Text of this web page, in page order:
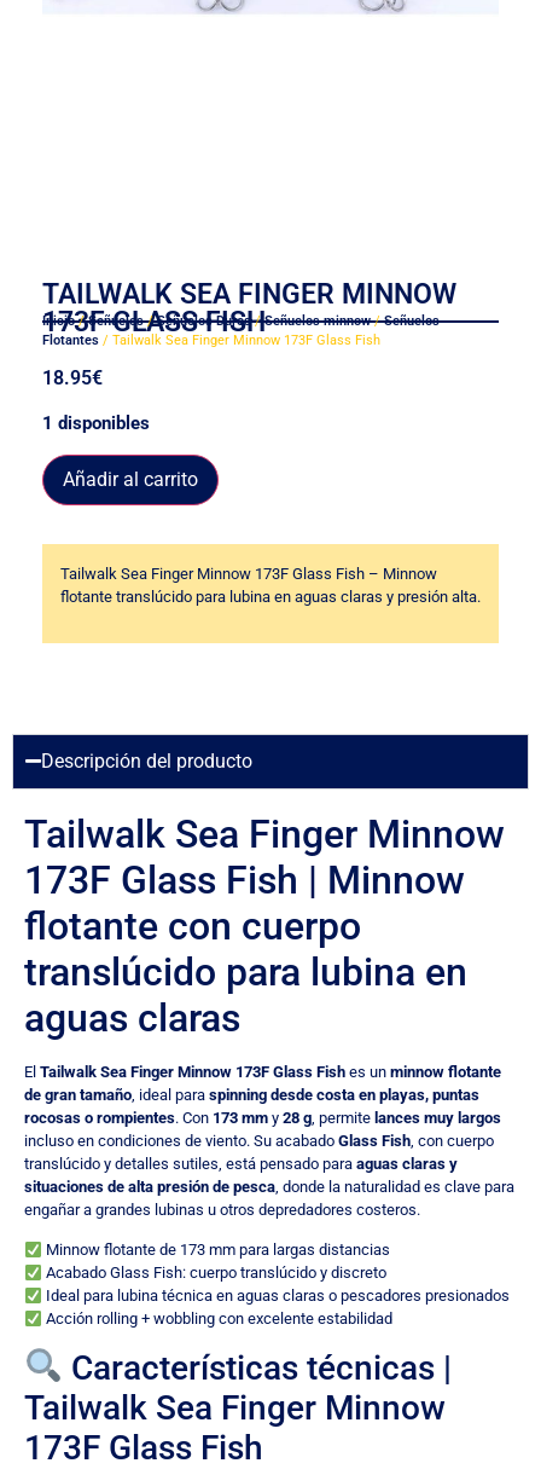
TAILWALK SEA FINGER MINNOW
173F GLASS FISH
Inicio/Señuelos/Señuelos Duros/Señuelos minnow/Señuelos
Flotantes / Tailwalk Sea Finger Minnow 173F Glass Fish
18.95€
1 disponibles
Añadir al carrito
Tailwalk Sea Finger Minnow 173F Glass Fish – Minnow
flotante translúcido para lubina en aguas claras y presión alta.
Descripción del producto
Tailwalk Sea Finger Minnow
173F Glass Fish | Minnow
flotante con cuerpo
translúcido para lubina en
aguas claras
El Tailwalk Sea Finger Minnow 173F Glass Fish es un minnow flotante
de gran tamaño , ideal para spinning desde costa en playas, puntas
rocosas o rompientes. Con 173 mm y 28 g , permite lances muy largos
incluso en condiciones de viento. Su acabado Glass Fish , con cuerpo
translúcido y detalles sutiles, está pensado para aguas claras y
situaciones de alta presión de pesca , donde la naturalidad es clave para
engañar a grandes lubinas u otros depredadores costeros.
Minnow flotante de 173 mm para largas distancias
Acabado Glass Fish: cuerpo translúcido y discreto
Ideal para lubina técnica en aguas claras o pescadores presionados
Acción rolling + wobbling con excelente estabilidad
Características técnicas |
Tailwalk Sea Finger Minnow
173F Glass Fish